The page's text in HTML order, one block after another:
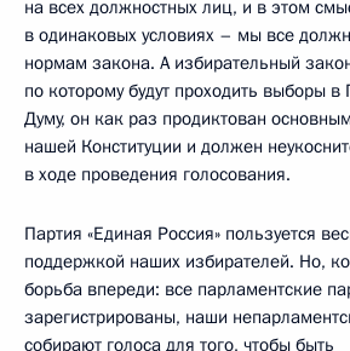
на всех должностных лиц, и в этом
в одинаковых условиях – мы все
нормам закона. А избирательный
по которому будут проходить выборы в
Думу, он как раз продиктован
нашей Конституции и должен
в ходе проведения голосования.
Партия «Единая Россия» пользуется
поддержкой наших избирателей. Но,
борьба впереди: все парламентские
зарегистрированы, наши
собирают голоса для того, чтобы быть